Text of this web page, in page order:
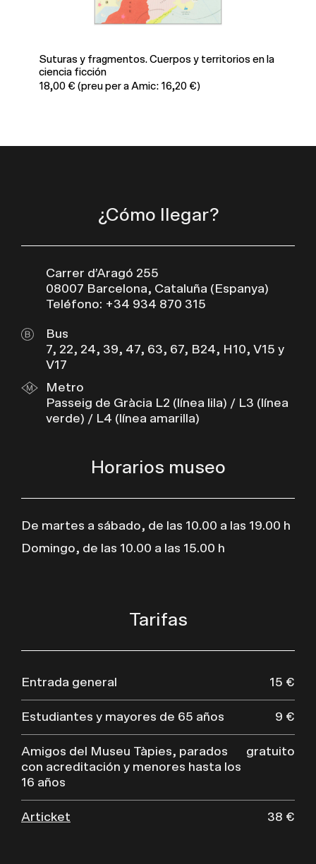
y fragmentos. Cuerpos y territorios en la
ficción
(preu per a Amic: 16,20 €)
Case 1.
¿Cómo llegar?
Carrer d’Aragó 255
08007 Barcelona, Cataluña (Espanya)
Teléfono: +34 934 870 315
Bus
7, 22, 24, 39, 47, 63, 67, B24, H10, V15 y
V17
Metro
Passeig de Gràcia L2 (línea lila) / L3 (línea
verde) / L4 (línea amarilla)
Horarios museo
De martes a sábado, de las 10.00 a las 19.00 h
Domingo, de las 10.00 a las 15.00 h
Tarifas
Entrada general 15 €
Estudiantes y mayores de 65 años 9 €
Amigos del Museu Tàpies, parados
con acreditación y menores hasta los
16 años
gratuito
Articket 38 €